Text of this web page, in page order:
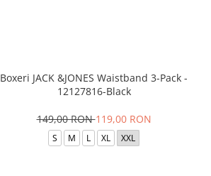
Boxeri JACK &JONES Waistband 3-Pack -
12127816-Black
149,00 RON119,00 RON
S M L XL XXL